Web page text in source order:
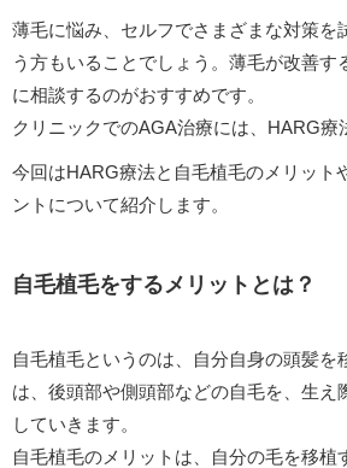
薄毛に悩み、セルフでさまざまな対策
う方もいることでしょう。薄毛が改善
に相談するのがおすすめです。
クリニックでのAGA治療には、HARG療
今回はHARG療法と自毛植毛のメリット
ントについて紹介します。
自毛植毛をするメリットとは？
自毛植毛というのは、自分自身の頭髪
は、後頭部や側頭部などの自毛を、生
していきます。
自毛植毛のメリットは、自分の毛を移